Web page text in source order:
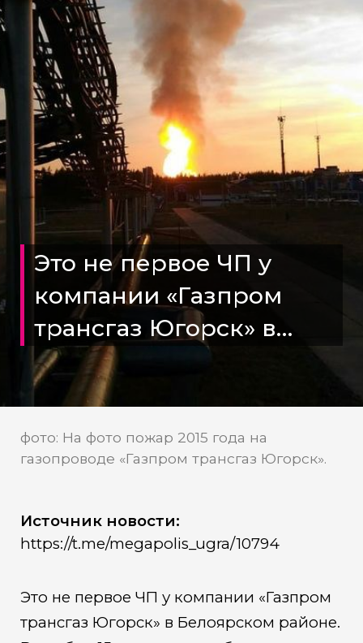
Это не первое ЧП у
компании «Газпром
трансгаз Югорск» в
Белоярском районе
фото: На фото пожар 2015 года на
газопроводе «Газпром трансгаз Югорск».
Источник новости:
https://t.me/megapolis_ugra/10794
Это не первое ЧП у компании «Газпром
трансгаз Югорск» в Белоярском районе.